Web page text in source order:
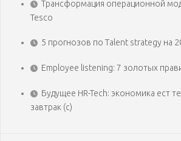
Трансформация операционной
Tesco
5 прогнозов по Talent strategy на
Employee listening: 7 золотых
Будущее HR-Tech: экономика ест
завтрак (с)